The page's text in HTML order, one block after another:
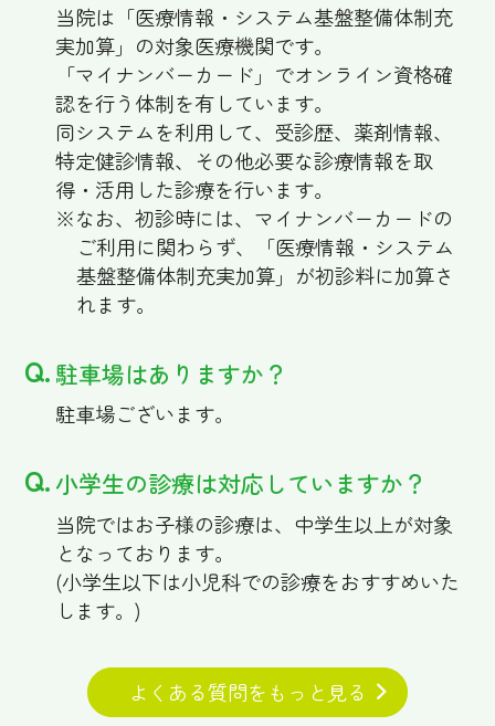
当院は「医療情報・システム基盤整備体制充
実加算」の対象医療機関です。
「マイナンバーカード」でオンライン資格確
認を行う体制を有しています。
同システムを利用して、受診歴、薬剤情報、
特定健診情報、その他必要な診療情報を取
得・活用した診療を行います。
※なお、初診時には、マイナンバーカードの
ご利用に関わらず、「医療情報・システム
基盤整備体制充実加算」が初診料に加算さ
れます。
駐車場はありますか？
駐車場ございます。
小学生の診療は対応していますか？
当院ではお子様の診療は、中学生以上が対象
となっております。
(小学生以下は小児科での診療をおすすめいた
します。)
よくある質問をもっと見る